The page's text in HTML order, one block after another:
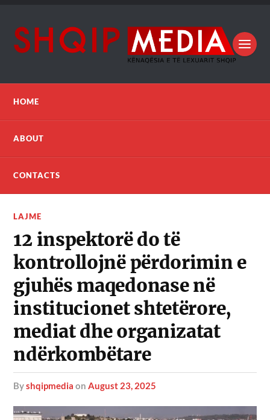
HOME
ABOUT
CONTACTS
LAJME
12 inspektorë do të
kontrollojnë përdorimin e
gjuhës maqedonase në
institucionet shtetërore,
mediat dhe organizatat
ndërkombëtare
byshqipmedia onAugust 23, 2025